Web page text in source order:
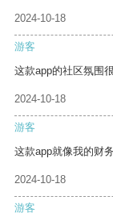
2024-10-18
游客
这款app的社区氛围
2024-10-18
游客
这款app就像我的财
2024-10-18
游客